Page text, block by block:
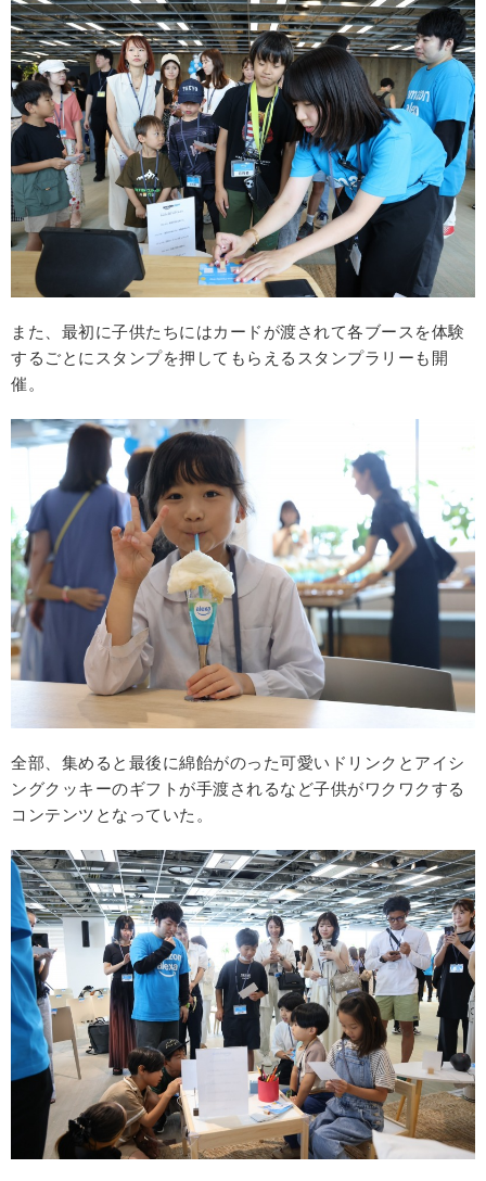
また、最初に子供たちにはカードが渡されて各ブースを体験
するごとにスタンプを押してもらえるスタンプラリーも開
催。
全部、集めると最後に綿飴がのった可愛いドリンクとアイシ
ングクッキーのギフトが手渡されるなど子供がワクワクする
コンテンツとなっていた。